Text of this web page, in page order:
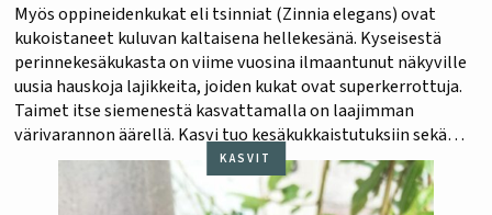
Myös oppineidenkukat eli tsinniat (Zinnia elegans) ovat
kukoistaneet kuluvan kaltaisena hellekesänä. Kyseisestä
perinnekesäkukasta on viime vuosina ilmaantunut näkyville
uusia hauskoja lajikkeita, joiden kukat ovat superkerrottuja.
Taimet itse siemenestä kasvattamalla on laajimman
värivarannon äärellä. Kasvi tuo kesäkukkaistutuksiin sekä
vihreää lehtirehevyyttä että raikkaita värejä. Monisävyisissä
kukissa on samaa piristävää vaikutusta kuin kesäisen
jäätelöannoksen karkkiväreissä. Muotonsa ja pitkälle…
KASVIT